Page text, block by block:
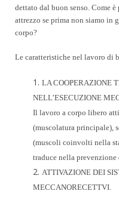
dettato dal buon senso. Come
attrezzo se prima non siamo in
corpo?
Le caratteristiche nel lavoro di
LA COOPERAZIONE
NELL’ESECUZIONE
Il lavoro a corpo libero
(muscolatura principale),
(muscoli coinvolti nella
traduce nella
ATTIVAZIONE DEI
MECCANORECETTVI.